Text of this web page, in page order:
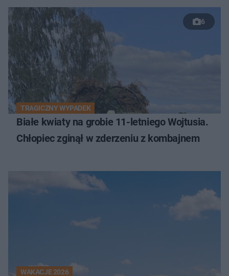
6
TRAGICZNY WYPADEK
Białe kwiaty na grobie 11-letniego Wojtusia.
Chłopiec zginął w zderzeniu z kombajnem
WAKACJE 2026